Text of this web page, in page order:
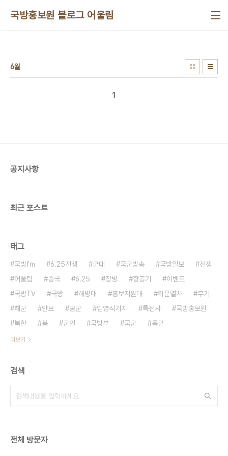
국방홍보원 블로그 어울림
6월
1
공지사항
최근 포스트
태그
국방fm 6.25전쟁 군대 국군방송 국방일보
전쟁
어울림
중국 6.25 장병 항공기
이벤트
국방TV
국방 해병대 홍보지원대 위문열차
무기
해군
안보 공군 임영식기자 특전사
국방홍보원
북한
붐 군인 국방부 국군 육군
더보기
검색
전체 방문자